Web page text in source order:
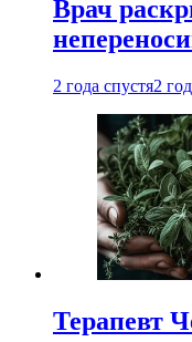
Врач
2 года спустя2
Терапевт